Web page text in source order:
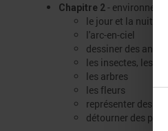
Chapitre 2-
le jour et la nuit,
l'arc-en-ciel
dessiner des
les insectes, les
les arbres
les fleurs
représenter des
détourner des